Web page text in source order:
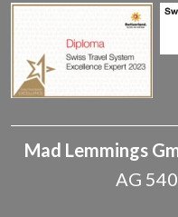
Mad Lemmings
AG